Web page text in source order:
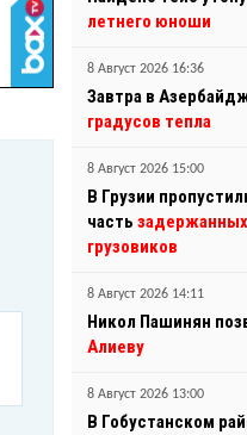
летнего юноши
8 Август 2026 16:36
Завтра в
градусов тепла
8 Август 2026 15:00
В Грузии
часть
грузовиков
8 Август 2026 14:11
Никол Пашинян
Алиеву
8 Август 2026 13:00
В Гобустанском